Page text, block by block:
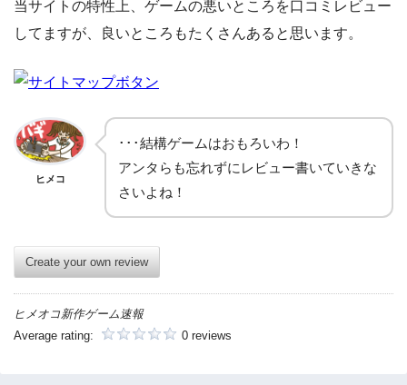
当サイトの特性上、ゲームの悪いところを口コミレビュー
してますが、良いところもたくさんあると思います。
ヒメコ
･･･結構ゲームはおもろいわ！
アンタらも忘れずにレビュー書いていきな
さいよね！
Create your own review
ヒメオコ新作ゲーム速報
Average rating:
0 reviews